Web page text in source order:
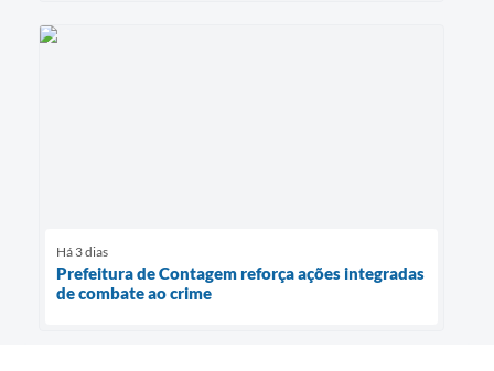
Há 3 dias
Prefeitura de Contagem reforça ações integradas
de combate ao crime